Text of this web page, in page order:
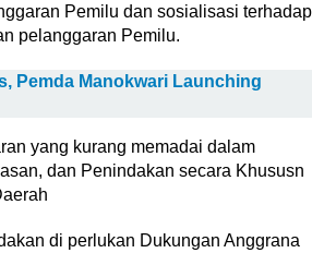
Pemilu dan sosialisasi terhadap
pelanggaran Pemilu.
Pemda Manokwari Launching
yang kurang memadai dalam
dan Penindakan secara Khususn
di perlukan Dukungan Anggrana